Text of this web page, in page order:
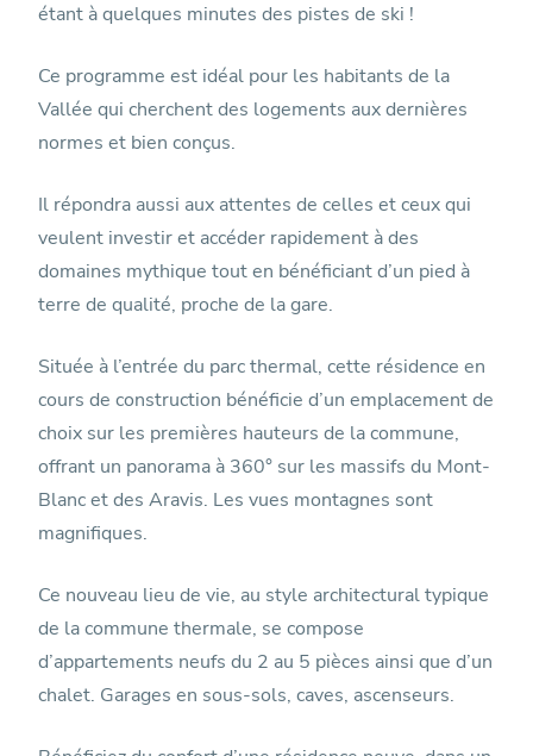
étant à quelques minutes des pistes de ski !
Ce programme est idéal pour les habitants de la
Vallée qui cherchent des logements aux dernières
normes et bien conçus.
Il répondra aussi aux attentes de celles et ceux qui
veulent investir et accéder rapidement à des
domaines mythique tout en bénéficiant d’un pied à
terre de qualité, proche de la gare.
Située à l’entrée du parc thermal, cette résidence en
cours de construction bénéficie d’un emplacement de
choix sur les premières hauteurs de la commune,
offrant un panorama à 360° sur les massifs du Mont-
Blanc et des Aravis. Les vues montagnes sont
magnifiques.
Ce nouveau lieu de vie, au style architectural typique
de la commune thermale, se compose
d’appartements neufs du 2 au 5 pièces ainsi que d’un
chalet. Garages en sous-sols, caves, ascenseurs.